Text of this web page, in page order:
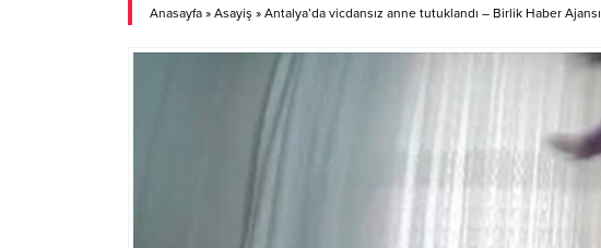
Anasayfa » Asayiş » Antalya’da vicdansız anne tutuklandı – Birlik Haber Ajansı